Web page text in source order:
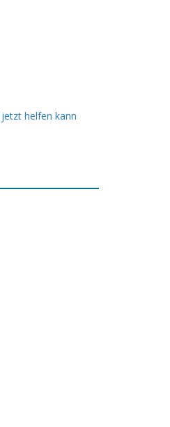
helfen kann